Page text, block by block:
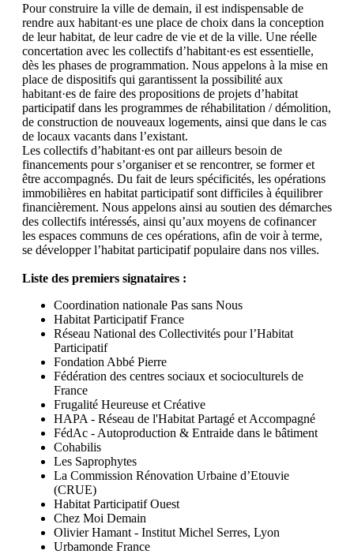
Pour construire la ville de demain, il est indispensable de
rendre aux habitant·es une place de choix dans la conception
de leur habitat, de leur cadre de vie et de la ville. Une réelle
concertation avec les collectifs d’habitant·es est essentielle,
dès les phases de programmation. Nous appelons à la mise en
place de dispositifs qui garantissent la possibilité aux
habitant·es de faire des propositions de projets d’habitat
participatif dans les programmes de réhabilitation / démolition,
de construction de nouveaux logements, ainsi que dans le cas
de locaux vacants dans l’existant.
Les collectifs d’habitant·es ont par ailleurs besoin de
financements pour s’organiser et se rencontrer, se former et
être accompagnés. Du fait de leurs spécificités, les opérations
immobilières en habitat participatif sont difficiles à équilibrer
financièrement. Nous appelons ainsi au soutien des démarches
des collectifs intéressés, ainsi qu’aux moyens de cofinancer
les espaces communs de ces opérations, afin de voir à terme,
se développer l’habitat participatif populaire dans nos villes.
Liste des premiers signataires :
Coordination nationale Pas sans Nous
Habitat Participatif France
Réseau National des Collectivités pour l’Habitat
Participatif
Fondation Abbé Pierre
Fédération des centres sociaux et socioculturels de
France
Frugalité Heureuse et Créative
HAPA - Réseau de l'Habitat Partagé et Accompagné
FédAc - Autoproduction & Entraide dans le bâtiment
Cohabilis
Les Saprophytes
La Commission Rénovation Urbaine d’Etouvie
(CRUE)
Habitat Participatif Ouest
Chez Moi Demain
Olivier Hamant - Institut Michel Serres, Lyon
Urbamonde France